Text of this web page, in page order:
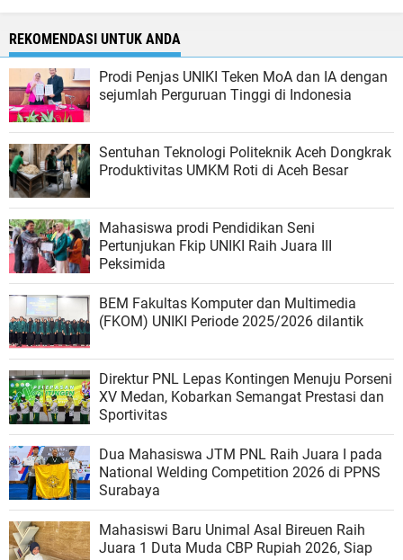
REKOMENDASI UNTUK ANDA
Prodi Penjas UNIKI Teken MoA dan IA dengan
sejumlah Perguruan Tinggi di Indonesia
Sentuhan Teknologi Politeknik Aceh Dongkrak
Produktivitas UMKM Roti di Aceh Besar
Mahasiswa prodi Pendidikan Seni
Pertunjukan Fkip UNIKI Raih Juara III
Peksimida
BEM Fakultas Komputer dan Multimedia
(FKOM) UNIKI Periode 2025/2026 dilantik
Direktur PNL Lepas Kontingen Menuju Porseni
XV Medan, Kobarkan Semangat Prestasi dan
Sportivitas
Dua Mahasiswa JTM PNL Raih Juara I pada
National Welding Competition 2026 di PPNS
Surabaya
Mahasiswi Baru Unimal Asal Bireuen Raih
Juara 1 Duta Muda CBP Rupiah 2026, Siap